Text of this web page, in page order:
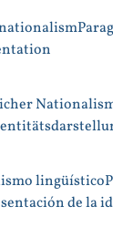
lingüístico
de la